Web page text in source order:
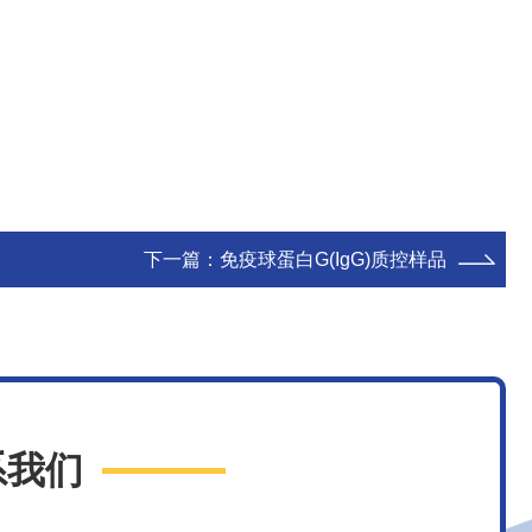
下一篇： 免疫球蛋白G(IgG)质控样品
们